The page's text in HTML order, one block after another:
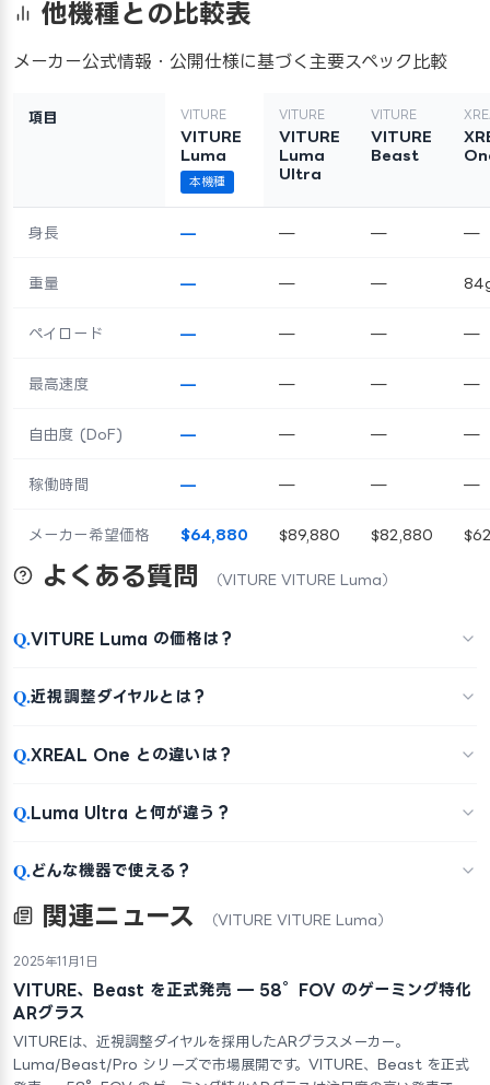
他機種との比較表
メーカー公式情報・公開仕様に基づく主要スペック比較
項目 VITURE
VITURE
Luma
本機種
VITURE
VITURE
Luma
Ultra
VITURE
VITURE
Beast
身長 — — — —
重量 — — —
ペイロード — — — —
最高速度 — — — —
自由度 (DoF) — — — —
稼働時間 — — — —
メーカー希望価格 $64,880 $89,880 $82,880
よくある質問 （VITURE VITURE Luma）
Q.VITURE Luma の価格は？
Q.近視調整ダイヤルとは？
Q.XREAL One との違いは？
Q.Luma Ultra と何が違う？
Q.どんな機器で使える？
関連ニュース （VITURE VITURE Luma）
2025年11月1日
VITURE、Beast を正式発売 — 58°FOV のゲーミング特化
ARグラス
VITUREは、近視調整ダイヤルを採用したARグラスメーカー。
Luma/Beast/Pro シリーズで市場展開です。VITURE、Beast を正式